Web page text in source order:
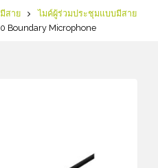
สาย
ไมค์ผู้ร่วมประชุมแบบมีสาย
Boundary Microphone